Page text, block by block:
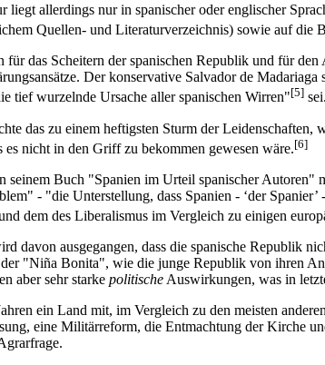
liegt allerdings nur in spanischer oder englischer
Quellen- und Literaturverzeichnis) sowie auf die
für das Scheitern der spanischen Republik und für
Der konservative Salvador de
tief wurzelnde Ursache aller spanischen Wirren"[5]
das zu einem heftigsten Sturm der
es nicht in den Griff zu bekommen gewesen wäre.[6]
seinem Buch "Spanien im Urteil spanischer Autoren"
- "die Unterstellung, dass Spanien - ‘der
dem des Liberalismus im Vergleich zu einigen
davon ausgegangen, dass die spanische Republik
"Niña Bonita", wie die junge Republik von ihren
aber sehr starke politische Auswirkungen, was in
ein Land mit, im Vergleich zu den meisten
eine Militärreform, die Entmachtung der Kirche